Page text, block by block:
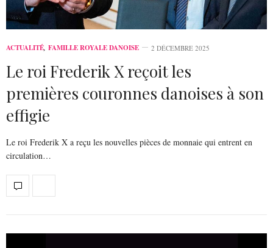
ACTUALITÉ, FAMILLE ROYALE DANOISE 2 DÉCEMBRE 2025
Le roi Frederik X reçoit les
premières couronnes danoises à son
effigie
Le roi Frederik X a reçu les nouvelles pièces de monnaie qui entrent en
circulation…